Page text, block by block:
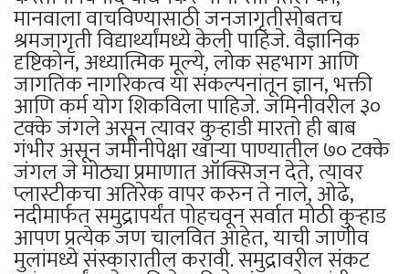
मानवाला वाचविण्यासाठी जनजागृतीसोबतच
श्रमजागृती विद्यार्थ्यांमध्ये केली पाहिजे. वैज्ञानिक
दृष्टिकोन, अध्यात्मिक मूल्ये, लोक सहभाग आणि
जागतिक नागरिकत्व या संकल्पनांतून ज्ञान, भक्ती
आणि कर्म योग शिकविला पाहिजे. जमिनीवरील ३०
टक्के जंगले असून त्यावर कुऱ्हाडी मारतो ही बाब
गंभीर असून जमीनीपेक्षा खाऱ्या पाण्यातील ७० टक्के
जंगल जे मोठ्या प्रमाणात ऑक्सिजन देते, त्यावर
प्लास्टीकचा अतिरेक वापर करुन ते नाले, ओढे,
नदीमार्फत समुद्रापर्यंत पोहचवून सर्वात मोठी कुऱ्हाड
आपण प्रत्येक जण चालवित आहेत, याची जाणीव
मुलांमध्ये संस्कारातील करावी. समुद्रावरील संकट